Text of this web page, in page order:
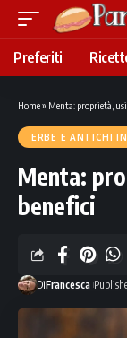
Preferiti
Home» Menta: proprietà,
ERBE E ANTICHI
Menta:
benefici
DiFrancesca